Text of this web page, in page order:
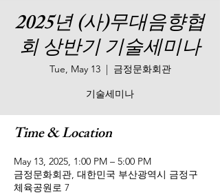
2025년 (사)무대음향협
회 상반기 기술세미나
Tue, May 13
  |
금정문화회관
기술세미나
Time & Location
May 13, 2025, 1:00 PM – 5:00 PM
금정문화회관, 대한민국 부산광역시 금정구
체육공원로 7